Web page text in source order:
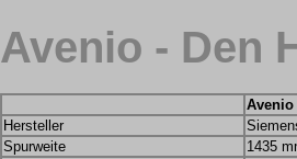
Avenio - Den
Avenio
Hersteller
Spurweite
1435